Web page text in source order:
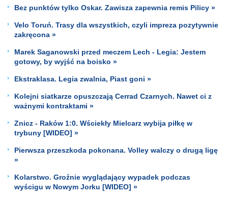
Bez punktów tylko Oskar. Zawisza zapewnia remis Pilicy »
Velo Toruń. Trasy dla wszystkich, czyli impreza pozytywnie
zakręcona »
Marek Saganowski przed meczem Lech - Legia: Jestem
gotowy, by wyjść na boisko »
Ekstraklasa. Legia zwalnia, Piast goni »
Kolejni siatkarze opuszczają Cerrad Czarnych. Nawet ci z
ważnymi kontraktami »
Znicz - Raków 1:0. Wściekły Mielcarz wybija piłkę w
trybuny [WIDEO] »
Pierwsza przeszkoda pokonana. Volley walczy o drugą ligę
»
Kolarstwo. Groźnie wyglądający wypadek podczas
wyścigu w Nowym Jorku [WIDEO] »